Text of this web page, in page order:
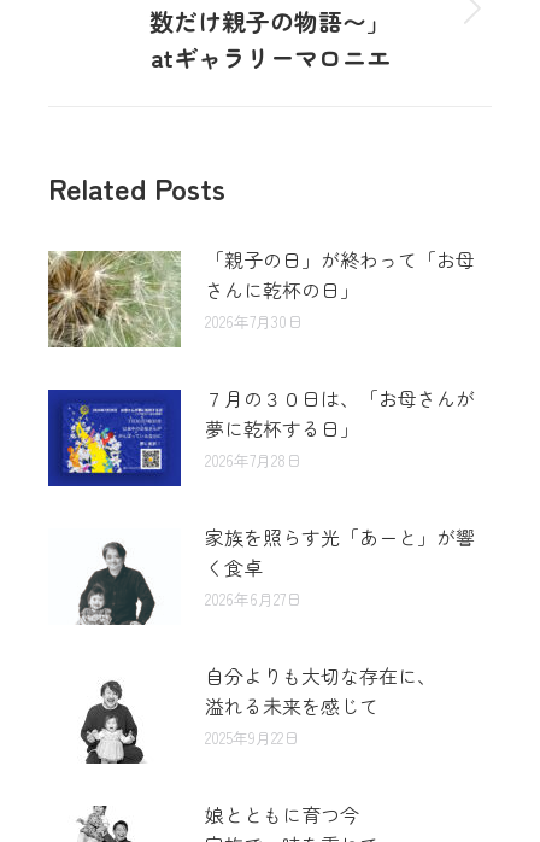
数だけ親子の物語〜」
atギャラリーマロニエ
Related Posts
「親子の日」が終わって「お母
さんに乾杯の日」
2026年7月30日
７月の３０日は、「お母さんが
夢に乾杯する日」
2026年7月28日
家族を照らす光「あーと」が響
く食卓
2026年6月27日
自分よりも大切な存在に、
溢れる未来を感じて
2025年9月22日
娘とともに育つ今